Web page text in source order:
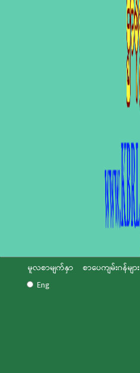
မူလစာမျက်နှာ စာပေကျမ်းဂန်များ
Eng